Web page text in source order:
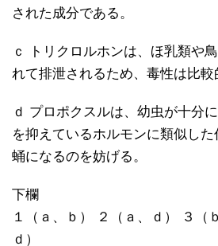
された成分である。
ｃ トリクロルホンは、ほ乳類や
れて排泄されるため、毒性は比較
ｄ プロポクスルは、幼虫が十分
を抑えているホルモンに類似し
蛹になるのを妨げる。
下欄
１（ａ、ｂ） ２（ａ、ｄ） ３（
ｄ）